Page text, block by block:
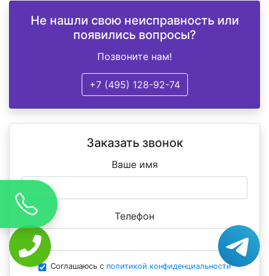
Не нашли свою неисправность или
появились вопросы?
Позвоните нам!
+7 (495) 128-92-74
Заказать звонок
Ваше имя
Телефон
Соглашаюсь с политикой конфиденциальности